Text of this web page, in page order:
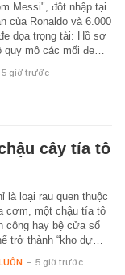
Messi", đột nhập tại
của Ronaldo và 6.000
dọa trọng tài: Hồ sơ
quy mô các mối đe…
5 giờ trước
cây tía tô
là loại rau quen thuộc
cơm, một chậu tía tô
công hay bệ cửa sổ
trở thành “kho dự…
- 5 giờ trước